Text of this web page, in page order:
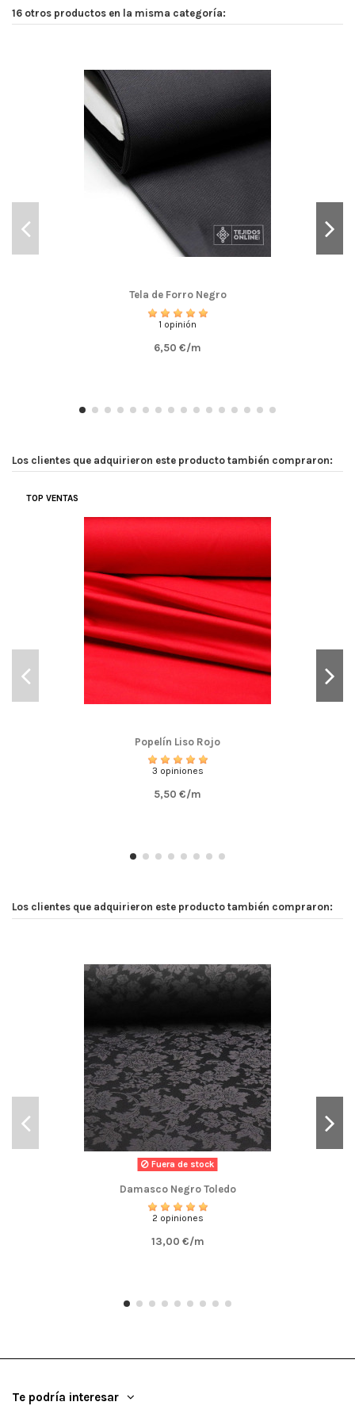
16 otros productos en la misma categoría:
Tela de Forro Negro
1 opinión
6,50 €/m
Los clientes que adquirieron este producto también compraron:
TOP VENTAS
Popelín Liso Rojo
3 opiniones
5,50 €/m
Los clientes que adquirieron este producto también compraron:
Fuera de stock
Damasco Negro Toledo
2 opiniones
13,00 €/m
Te podría interesar